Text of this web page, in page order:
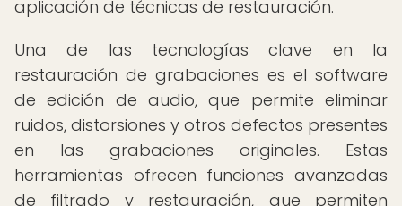
aplicación de técnicas de restauración.
Una de las tecnologías clave en la
restauración de grabaciones es el software
de edición de audio, que permite eliminar
ruidos, distorsiones y otros defectos presentes
en las grabaciones originales. Estas
herramientas ofrecen funciones avanzadas
de filtrado y restauración, que permiten